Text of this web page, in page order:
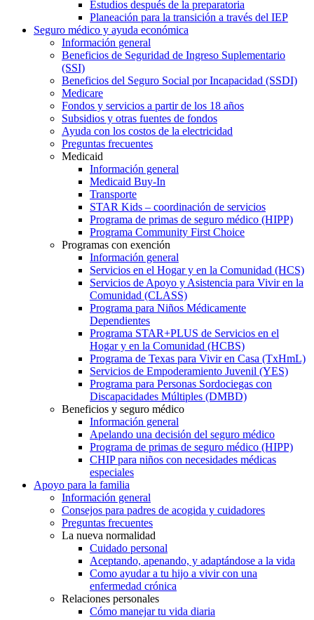
Estudios después de la preparatoria
Planeación para la transición a través del IEP
Seguro médico y ayuda económica
Información general
Beneficios de Seguridad de Ingreso Suplementario
(SSI)
Beneficios del Seguro Social por Incapacidad (SSDI)
Medicare
Fondos y servicios a partir de los 18 años
Subsidios y otras fuentes de fondos
Ayuda con los costos de la electricidad
Preguntas frecuentes
Medicaid
Información general
Medicaid Buy-In
Transporte
STAR Kids – coordinación de servicios
Programa de primas de seguro médico (HIPP)
Programa Community First Choice
Programas con exención
Información general
Servicios en el Hogar y en la Comunidad (HCS)
Servicios de Apoyo y Asistencia para Vivir en la
Comunidad (CLASS)
Programa para Niños Médicamente
Dependientes
Programa STAR+PLUS de Servicios en el
Hogar y en la Comunidad (HCBS)
Programa de Texas para Vivir en Casa (TxHmL)
Servicios de Empoderamiento Juvenil (YES)
Programa para Personas Sordociegas con
Discapacidades Múltiples (DMBD)
Beneficios y seguro médico
Información general
Apelando una decisión del seguro médico
Programa de primas de seguro médico (HIPP)
CHIP para niños con necesidades médicas
especiales
Apoyo para la familia
Información general
Consejos para padres de acogida y cuidadores
Preguntas frecuentes
La nueva normalidad
Cuidado personal
Aceptando, apenando, y adaptándose a la vida
Como ayudar a tu hijo a vivir con una
enfermedad crónica
Relaciones personales
Cómo manejar tu vida diaria